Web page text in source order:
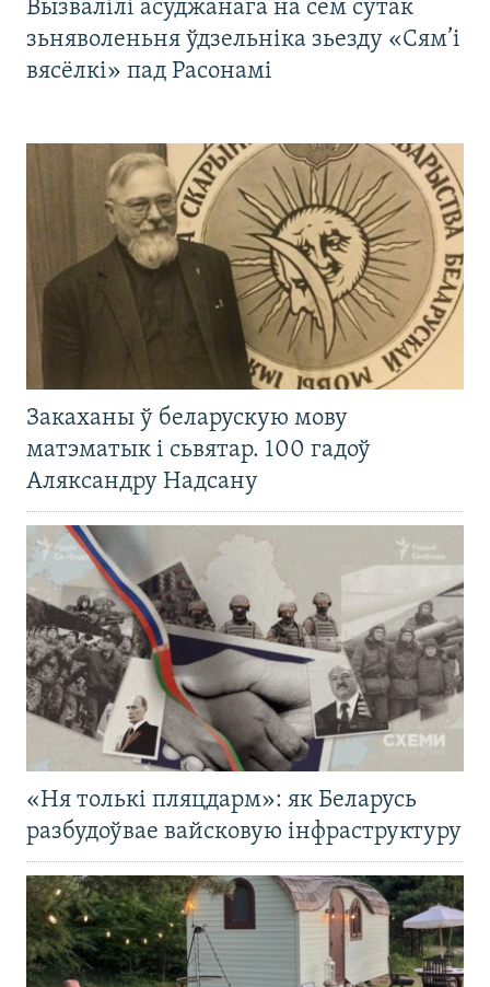
Вызвалілі асуджанага на сем сутак
зьняволеньня ўдзельніка зьезду «Сям’і
вясёлкі» пад Расонамі
Закаханы ў беларускую мову
матэматык і сьвятар. 100 гадоў
Аляксандру Надсану
«Ня толькі пляцдарм»: як Беларусь
разбудоўвае вайсковую інфраструктуру